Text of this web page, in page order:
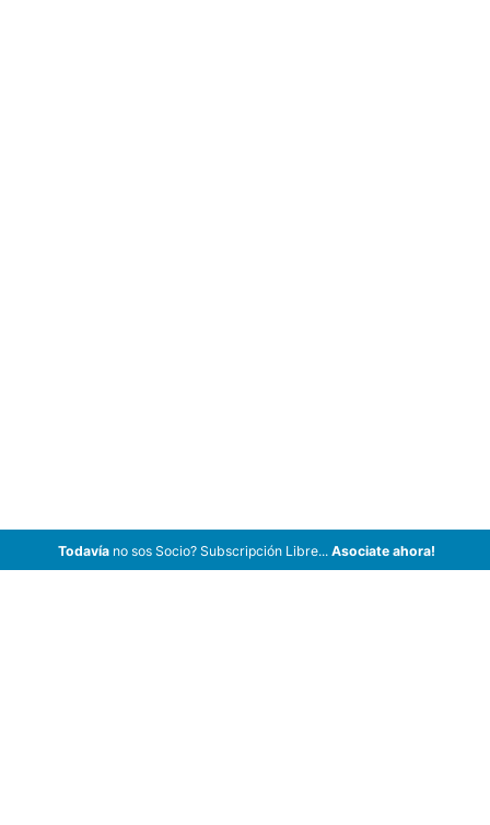
Todavíano sos Socio? Subscripción Libre... Asociate ahora!